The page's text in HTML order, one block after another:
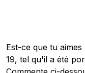
Est-ce que tu
19, tel qu'il a été